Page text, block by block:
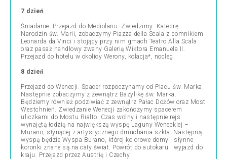
7 dzień
Śniadanie. Przejazd do Mediolanu. Zwiedzimy: Katedrę
Narodzin św. Marii, zobaczymy Piazza della Scala z pomnikiem
Leonarda da Vinci i stojący przy nim gmach Teatro Alla Scala
oraz pasaż handlowy zwany Galerią Wiktora Emanuela II.
Przejazd do hotelu w okolicy Werony, kolacja*, nocleg.
8 dzień
Przejazd do Wenecji. Spacer rozpoczynamy od Placu św. Marka.
Następnie zobaczymy z zewnątrz Bazylikę św. Marka.
Będziemy również podziwiać z zewnątrz Pałac Dożów oraz Most
Westchnień. Zwiedzanie Wenecji zakończymy spacerem
uliczkami do Mostu Rialto. Czas wolny i następnie rejs
wynajętą łodzią na największą wyspę Laguny Weneckiej –
Murano, słynącej z artystycznego dmuchania szkła. Następną
wyspą będzie Wyspa Burano, której kolorowe domy i słynne
koronki znane są na cały świat. Powrót do autokaru i wyjazd do
kraju. Przejazd przez Austrię i Czechy.